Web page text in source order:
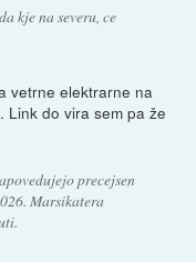
kje na severu, ce
vetrne elektrarne na
Link do vira sem pa že
precejsen
Marsikatera